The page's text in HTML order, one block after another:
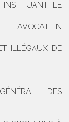
LE
L'AVOCAT EN
ILLÉGAUX DE
DES